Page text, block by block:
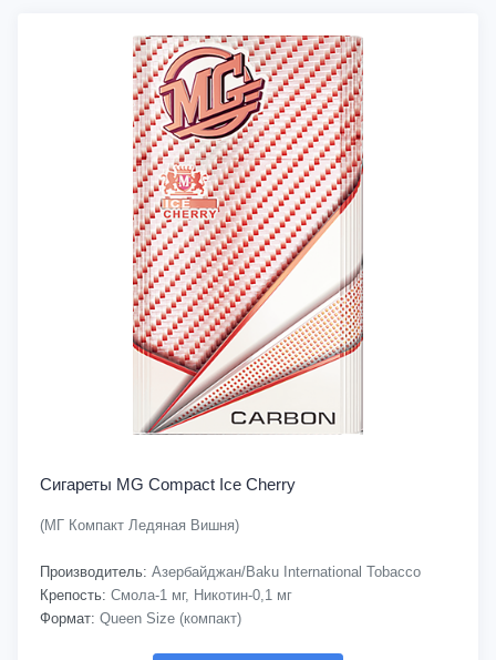
Сигареты MG Compact Ice Cherry
(МГ Компакт Ледяная Вишня)
Производитель: Азербайджан/Baku International Tobacco
Крепость: Смола-1 мг, Никотин-0,1 мг
Формат: Queen Size (компакт)